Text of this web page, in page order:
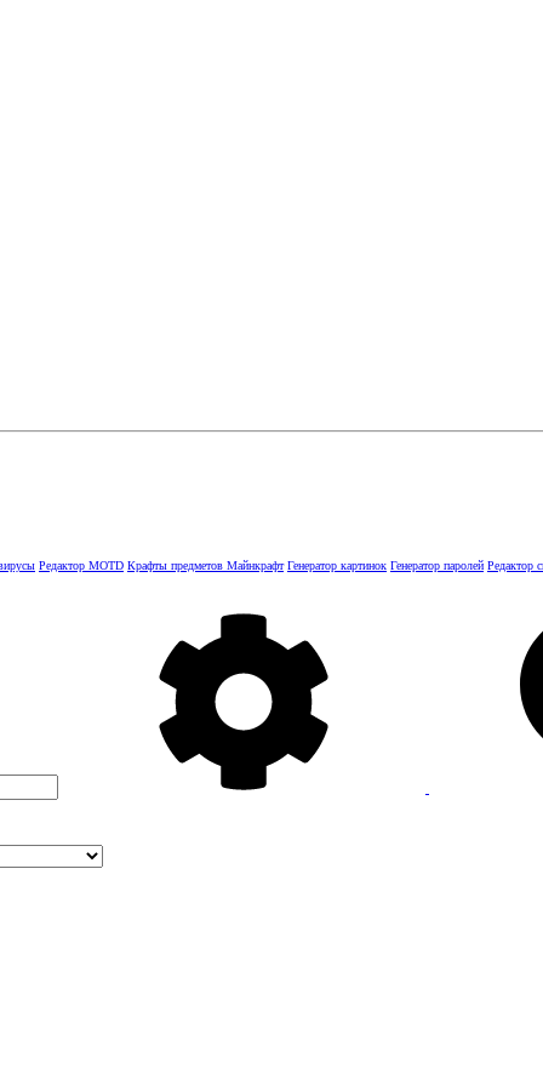
Редактор MOTD Крафты предметов Майнкрафт Генератор картинок Генератор паролей Редактор